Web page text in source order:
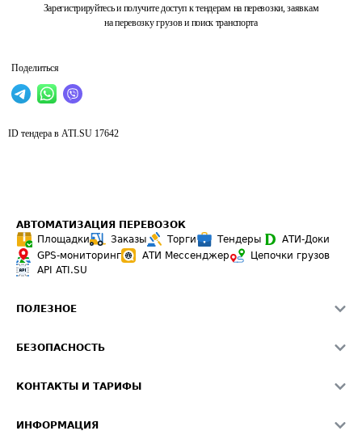
Зарегистрируйтесь и получите доступ к тендерам на перевозки, заявкам
на перевозку грузов и поиск транспорта
Поделиться
ID тендера в ATI.SU 17642
АВТОМАТИЗАЦИЯ ПЕРЕВОЗОК
Площадки
Заказы Торги Тендеры
АТИ-Доки
GPS-мониторинг
АТИ Мессенджер
Цепочки грузов
API ATI.SU
ПОЛЕЗНОЕ
Звезды ATI.SU на вашем сайте
Средние ставки
БЕЗОПАСНОСТЬ
Светофор+
КОНТАКТЫ И ТАРИФЫ
ИНФОРМАЦИЯ